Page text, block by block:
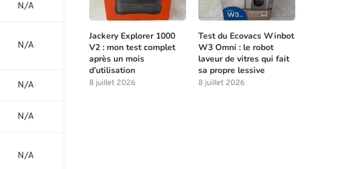
N/A
N/A
N/A
N/A
N/A
Jackery Explorer 1000
V2 : mon test complet
après un mois
d’utilisation
8 juillet 2026
Test du Ecovacs Winbot
W3 Omni : le robot
laveur de vitres qui fait
sa propre lessive
8 juillet 2026